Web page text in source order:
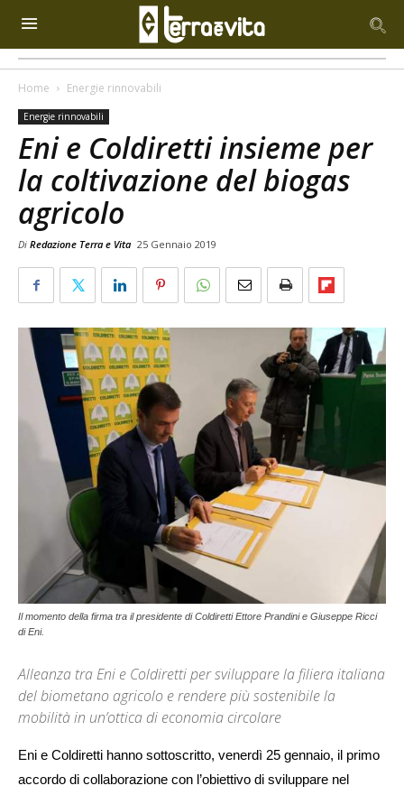
Home Energie rinnovabili
Energie rinnovabili
Eni e Coldiretti insieme per
la coltivazione del biogas
agricolo
Di Redazione Terra e Vita 25 Gennaio 2019
Il momento della firma tra il presidente di Coldiretti Ettore Prandini e Giuseppe Ricci
di Eni.
Alleanza tra Eni e Coldiretti per sviluppare la filiera italiana
del biometano agricolo e rendere più sostenibile la
mobilità in un’ottica di economia circolare
Eni e Coldiretti hanno sottoscritto, venerdì 25 gennaio, il primo
accordo di collaborazione con l’obiettivo di sviluppare nel